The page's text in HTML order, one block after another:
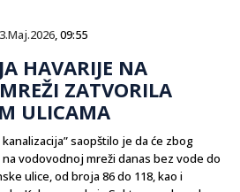
, 09:55
HAVARIJE NA
ZATVORILA
ULICAMA
kanalizacija” saopštilo je da će zbog
vodovodnoj mreži danas bez vode do
ulice, od broja 86 do 118, kao i